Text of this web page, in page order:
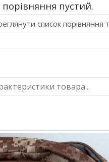
пустий.
список порівняння